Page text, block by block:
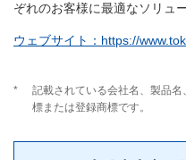
ぞれのお客様に最適なソリュ
ウェブサイト：https://
*
記載されている会社名、製品
標または登録商標です。